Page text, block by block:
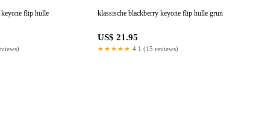
flip hulle
klassische blackberry keyone flip hulle grun
US$ 21.95
★★★★★ 4.1 (15 reviews)